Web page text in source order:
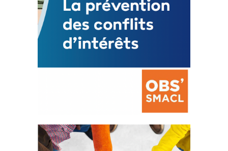
La prévention des conflits
d’intérêts